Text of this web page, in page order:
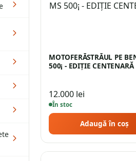
MOTOFERĂSTRĂUL PE
500¡ - EDIŢIE CENTENARĂ
12.000 lei
În stoc
Adaugă în coș